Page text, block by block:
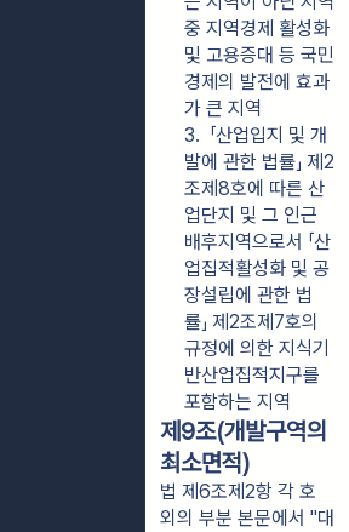
중 지역경제 활성화
및 고용증대 등 국민
경제의 발전에 효과
가 큰 지역
3.  「산업입지 및 개
발에 관한 법률」 제2
조제8호에 따른 산
업단지 및 그 인근
배후지역으로서 「산
업집적활성화 및 공
장설립에 관한 법
률」 제2조제7호의
규정에 의한 지식기
반산업집적지구를
포함하는 지역
제9조(개발구역의
최소면적)
법 제6조제2항 각 호
외의 부분 본문에서 "대